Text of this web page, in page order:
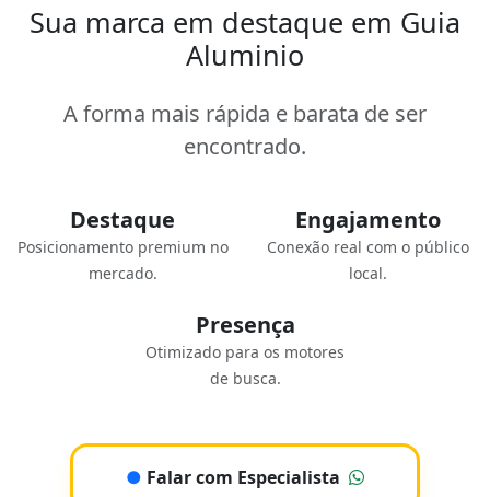
Sua marca em destaque em Guia
Aluminio
A forma mais rápida e barata de ser
encontrado.
Destaque
Posicionamento premium no
mercado.
Engajamento
Conexão real com o público
local.
Presença
Otimizado para os motores
de busca.
● Falar com Especialista